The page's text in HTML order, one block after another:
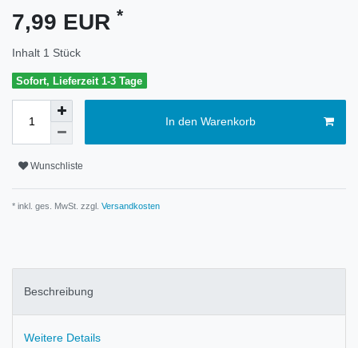
7,99 EUR *
Inhalt 1 Stück
Sofort, Lieferzeit 1-3 Tage
In den Warenkorb
Wunschliste
* inkl. ges. MwSt. zzgl. Versandkosten
Beschreibung
Weitere Details